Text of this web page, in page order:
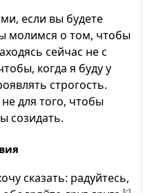
если вы будете
молимся о том, чтобы
сейчас не с
когда я буду у
строгость.
для того, чтобы
созидать.
сказать: радуйтесь,